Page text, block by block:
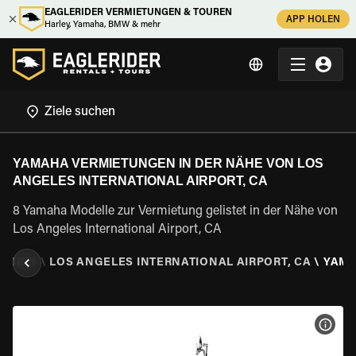
EAGLERIDER VERMIETUNGEN & TOUREN
Harley, Yamaha, BMW & mehr
APP HOLEN
YAMAHA VERMIETUNGEN IN DER NÄHE VON LOS
ANGELES INTERNATIONAL AIRPORT, CA
8 Yamaha Modelle zur Vermietung gelistet in der Nähe von
Los Angeles International Airport, CA
\ LOS ANGELES INTERNATIONAL AIRPORT, CA \